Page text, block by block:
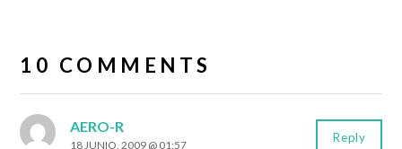
10 COMMENTS
AERO-R
18 JUNIO, 2009 @ 01:57
Reply